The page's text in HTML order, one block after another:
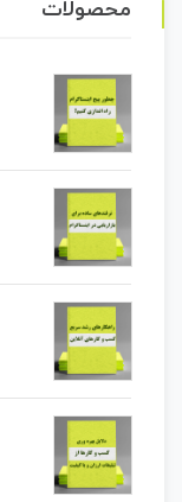
محصولات